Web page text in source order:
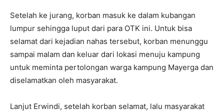
Setelah ke jurang, korban masuk ke dalam kubangan
lumpur sehingga luput dari para OTK ini. Untuk bisa
selamat dari kejadian nahas tersebut, korban menunggu
sampai malam dan keluar dari lokasi menuju kampung
untuk meminta pertolongan warga kampung Mayerga dan
diselamatkan oleh masyarakat.
Lanjut Erwindi, setelah korban selamat, lalu masyarakat